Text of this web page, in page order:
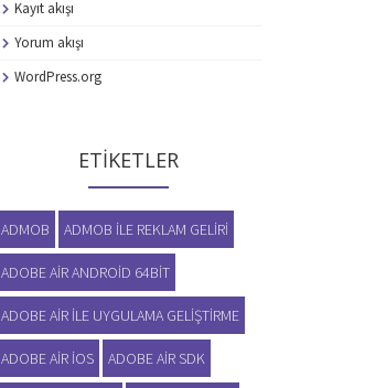
Kayıt akışı
Yorum akışı
WordPress.org
ETIKETLER
ADMOB ADMOB ILE REKLAM GELIRI
ADOBE AIR ANDROID 64BIT
ADOBE AIR ILE UYGULAMA GELIŞTIRME
ADOBE AIR IOS ADOBE AIR SDK